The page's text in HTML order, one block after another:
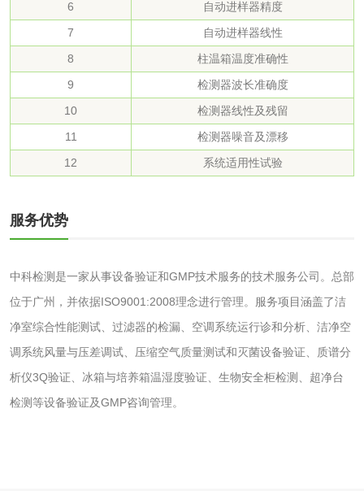
6
自动进样器精度
7
自动进样器线性
8
柱温箱温度准确性
9
检测器波长准确度
10
检测器线性及残留
11
检测器噪音及漂移
12
系统适用性试验
服务优势
中科检测是一家从事设备验证和GMP技术服务的技术服务公司。总部
位于广州，并依据ISO9001:2008理念进行管理。服务项目涵盖了洁
净室综合性能测试、过滤器的检漏、空调系统运行诊和分析、洁净空
调系统风量与压差调试、压缩空气质量测试和灭菌设备验证、质谱分
析仪3Q验证、冰箱与培养箱温湿度验证、生物安全柜检测、超净台
检测等设备验证及GMP咨询管理。
洗衣液检测 洗涤剂检测
花露水检测 蚊香液检测
清洗剂检测 日化产品毒理检测
水处理剂
水处理药剂检测 聚丙烯酰胺检测
检测
三氯异氰尿酸检测